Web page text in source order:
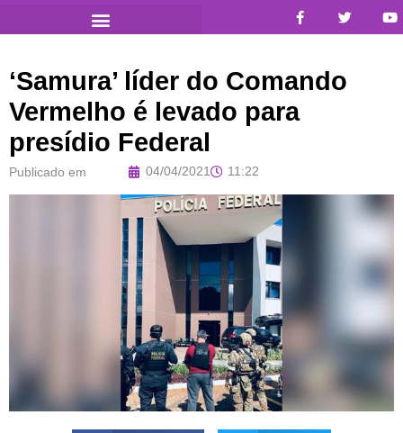
‘Samura’ líder do Comando
Vermelho é levado para
presídio Federal
Publicado em 04/04/2021 11:22